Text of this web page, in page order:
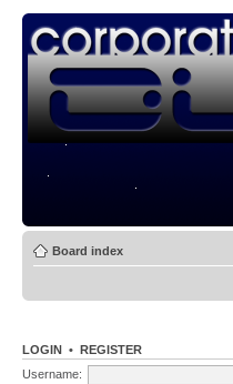
Board index
LOGIN • REGISTER
Username: